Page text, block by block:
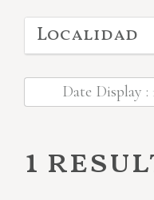
Localidad
Date Display :
1